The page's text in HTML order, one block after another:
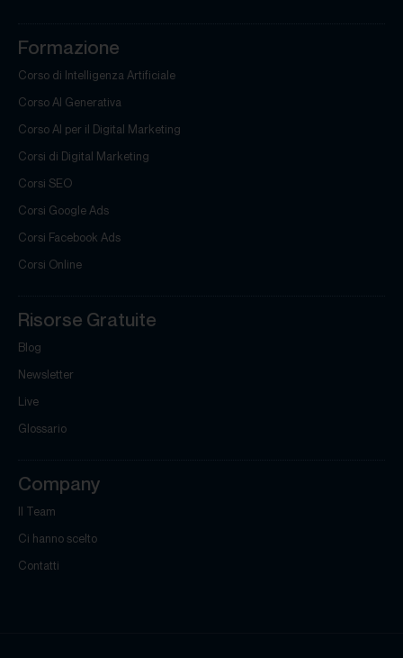
Formazione
Corso di Intelligenza Artificiale
Corso AI Generativa
Corso AI per il Digital Marketing
Corsi di Digital Marketing
Corsi SEO
Corsi Google Ads
Corsi Facebook Ads
Corsi Online
Risorse Gratuite
Blog
Newsletter
Live
Glossario
Company
Il Team
Ci hanno scelto
Contatti